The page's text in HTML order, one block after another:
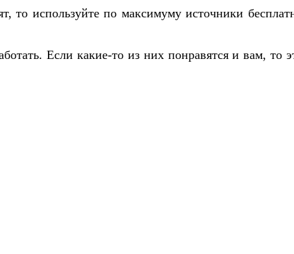
то используйте по максимуму источники
Если какие-то из них понравятся и вам, то